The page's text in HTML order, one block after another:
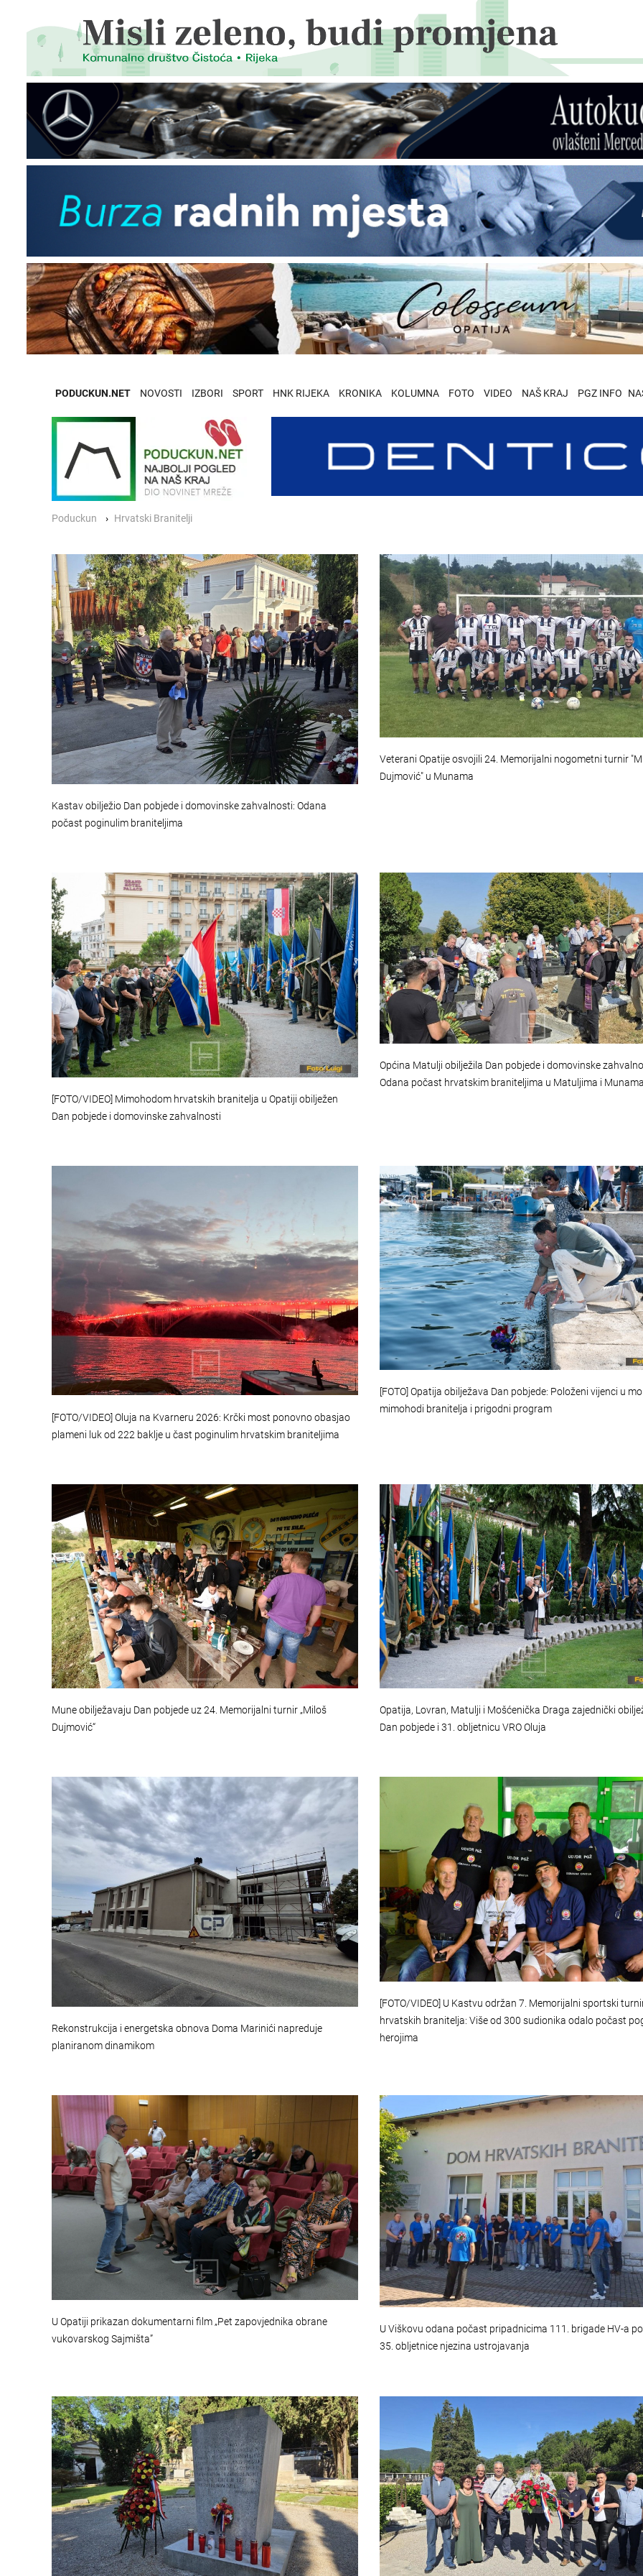
PODUCKUN.NET NOVOSTI IZBORI SPORT HNK RIJEKA KRONIKA KOLUMNA FOTO VIDEO NAŠ KRAJ PGZ INFO
Poduckun Hrvatski Branitelji
Kastav obilježio Dan pobjede i domovinske zahvalnosti: Odana
počast poginulim braniteljima
Veterani Opatije osvojili 24. Memorijalni nogometni turnir
Dujmović" u Munama
[FOTO/VIDEO] Mimohodom hrvatskih branitelja u Opatiji obilježen
Dan pobjede i domovinske zahvalnosti
Općina Matulji obilježila Dan pobjede i domovinske
Odana počast hrvatskim braniteljima u Matuljima i
[FOTO/VIDEO] Oluja na Kvarneru 2026: Krčki most ponovno obasjao
plameni luk od 222 baklje u čast poginulim hrvatskim braniteljima
[FOTO] Opatija obilježava Dan pobjede: Položeni vijenci u
mimohodi branitelja i prigodni program
Mune obilježavaju Dan pobjede uz 24. Memorijalni turnir „Miloš
Dujmović“
Opatija, Lovran, Matulji i Mošćenička Draga zajednički
Dan pobjede i 31. obljetnicu VRO Oluja
Rekonstrukcija i energetska obnova Doma Marinići napreduje
planiranom dinamikom
[FOTO/VIDEO] U Kastvu održan 7. Memorijalni sportski
hrvatskih branitelja: Više od 300 sudionika odalo počast
herojima
U Opatiji prikazan dokumentarni film „Pet zapovjednika obrane
vukovarskog Sajmišta”
U Viškovu odana počast pripadnicima 111. brigade HV-a
35. obljetnice njezina ustrojavanja